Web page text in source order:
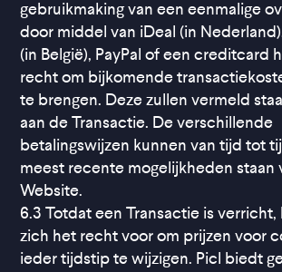
gebruikmaking van een eenmalige
door middel van iDeal (in
(in België), PayPal of een creditcard
recht om bijkomende
te brengen. Deze zullen vermeld
aan de Transactie. De verschillende
betalingswijzen kunnen van tijd tot
meest recente mogelijkheden staan
Website.
6.3 Totdat een Transactie is verricht,
zich het recht voor om prijzen voor
ieder tijdstip te wijzigen. Picl biedt